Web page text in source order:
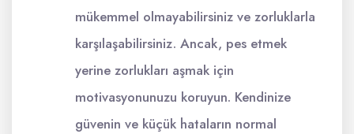
mükemmel olmayabilirsiniz ve zorluklarla
karşılaşabilirsiniz. Ancak, pes etmek
yerine zorlukları aşmak için
motivasyonunuzu koruyun. Kendinize
güvenin ve küçük hataların normal